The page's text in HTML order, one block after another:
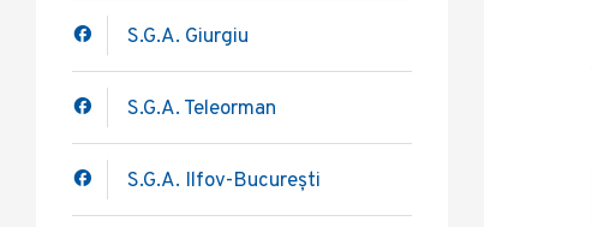
S.G.A. Giurgiu
S.G.A. Teleorman
S.G.A. Ilfov-București